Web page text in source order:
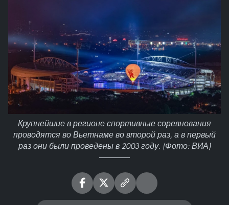
Крупнейшие в регионе спортивные соревнования
проводятся во Вьетнаме во второй раз, а в первый
раз они были проведены в 2003 году. (Фото: ВИА)